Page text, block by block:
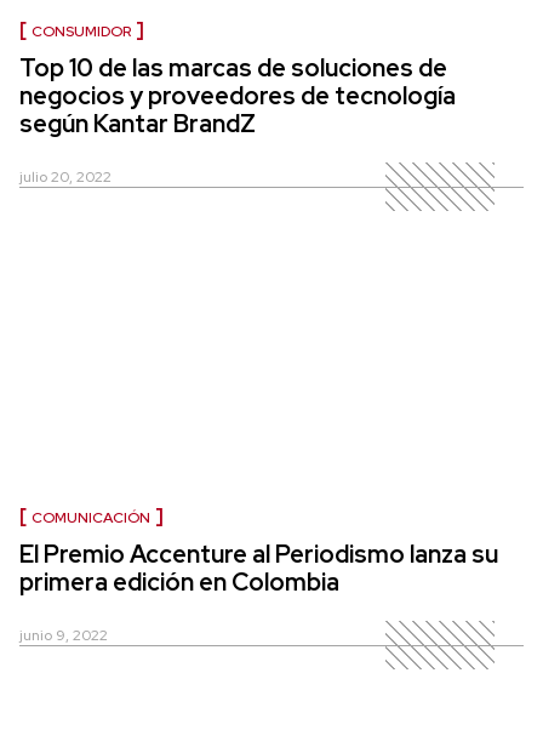
CONSUMIDOR
Top 10 de las marcas de soluciones de
negocios y proveedores de tecnología
según Kantar BrandZ
julio 20, 2022
COMUNICACIÓN
El Premio Accenture al Periodismo lanza su
primera edición en Colombia
junio 9, 2022